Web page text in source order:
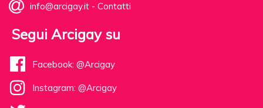
info@arcigay.it - Contatti
Segui Arcigay su
Facebook: @Arcigay
Instagram: @Arcigay